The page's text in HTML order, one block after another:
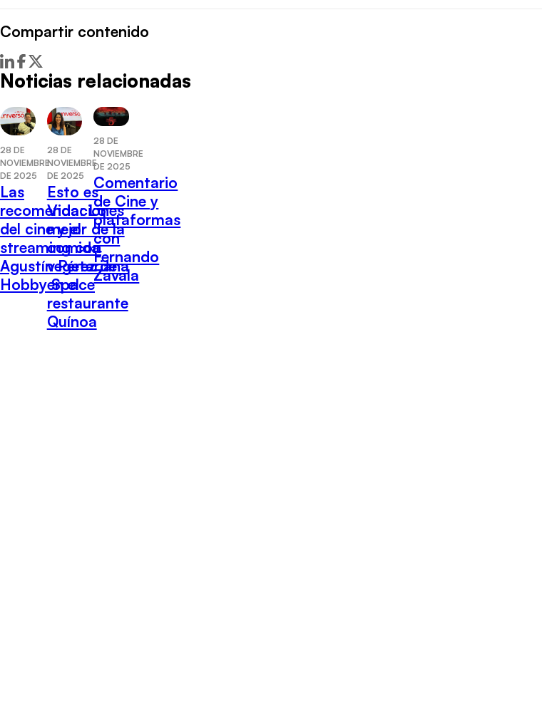
Compartir contenido
Noticias relacionadas
28 DE
NOVIEMBRE
DE 2025
Las
recomendaciones
del cine y el
streaming con
Agustín Pérez de
Hobby Space
28 DE
NOVIEMBRE
DE 2025
Esto es
Vida: Lo
mejor de la
comida
vegetariana
en el
restaurante
Quínoa
28 DE
NOVIEMBRE
DE 2025
Comentario
de Cine y
plataformas
con
Fernando
Zavala